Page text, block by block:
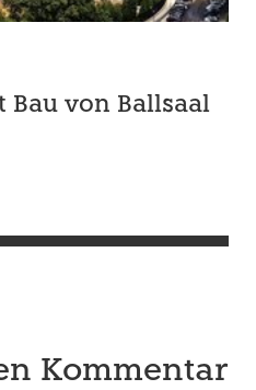
Bau von Ballsaal
Kommentar